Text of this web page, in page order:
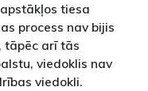
tiesa
process nav bijis
tāpēc arī tās
viedoklis nav
viedokli.